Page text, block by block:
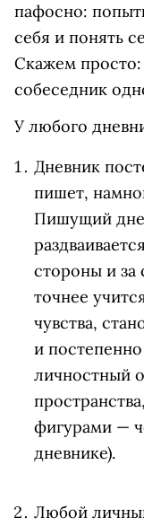
пафосно:
себя и понять
Скажем просто:
собеседник
У любого
Дневник
пишет,
Пишущий
стороны и за
точнее
чувства,
и
личностный
фигурами —
дневнике).
Любой